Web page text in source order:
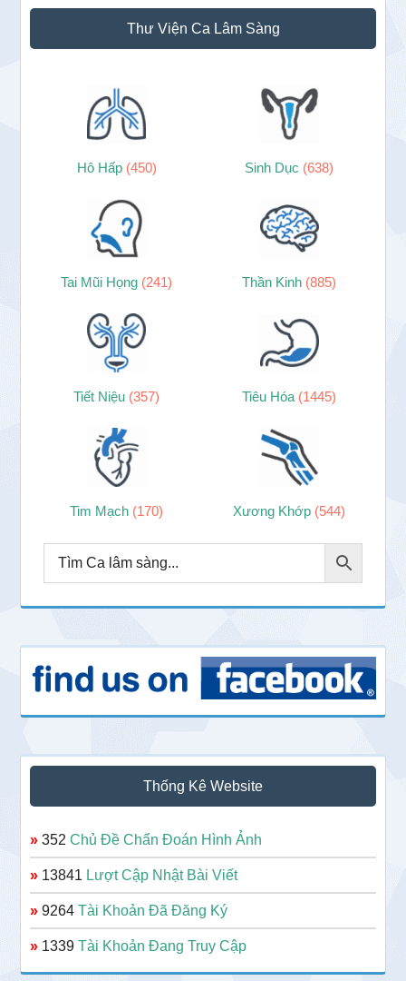
Thư Viện Ca Lâm Sàng
Hô Hấp (450) Sinh Dục (638)
Tai Mũi Họng (241) Thần Kinh (885)
Tiết Niệu (357) Tiêu Hóa (1445)
Tim Mạch (170) Xương Khớp (544)
Thống Kê Website
» 352Chủ Đề Chẩn Đoán Hình Ảnh
» 13841 Lượt Cập Nhật Bài Viết
» 9264Tài Khoản Đã Đăng Ký
» 1339Tài Khoản Đang Truy Cập